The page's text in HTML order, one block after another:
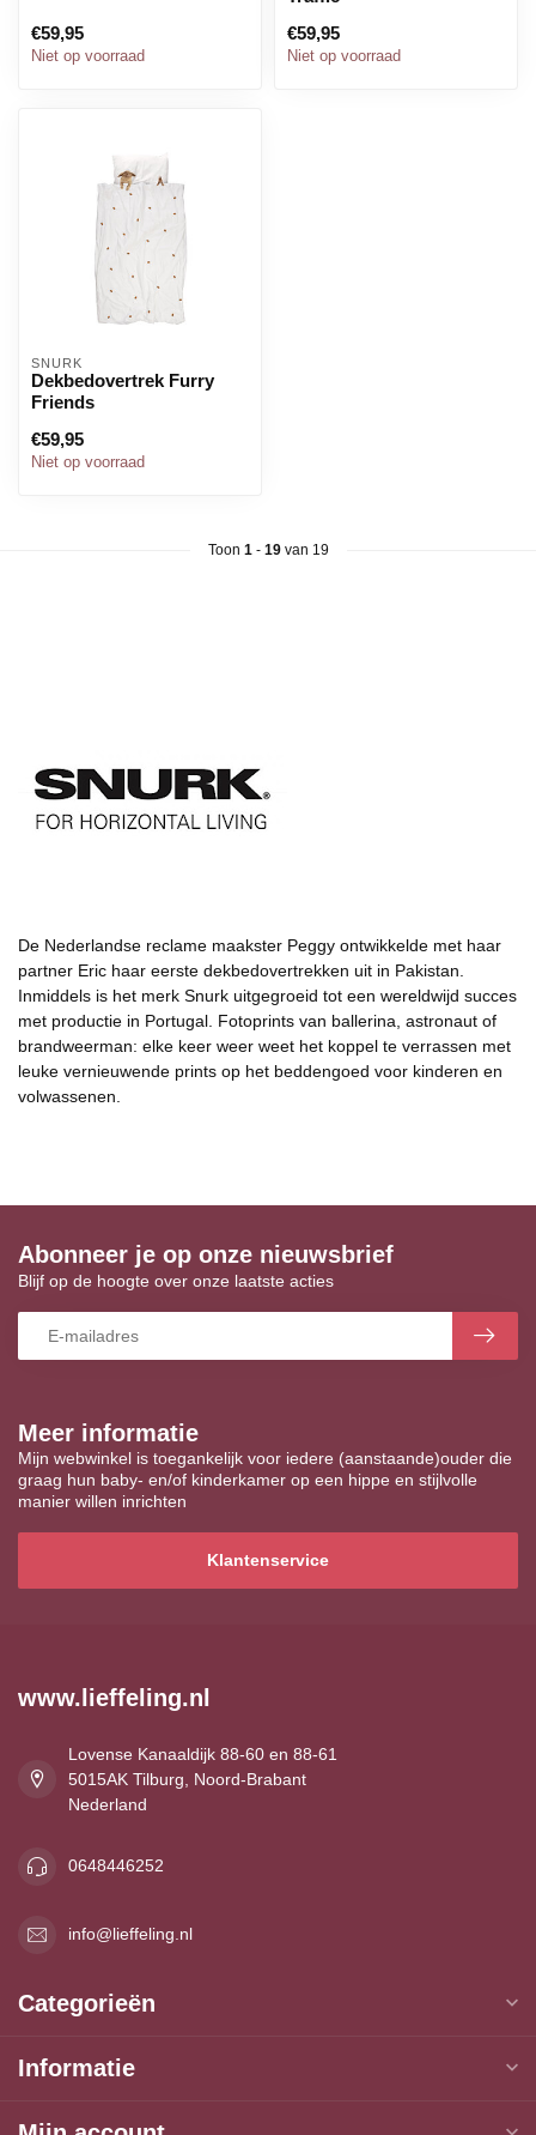
€59,95
Niet op voorraad
€59,95
Niet op voorraad
SNURK
Dekbedovertrek Furry
Friends
€59,95
Niet op voorraad
Toon 1- 19van 19
De Nederlandse reclame maakster Peggy ontwikkelde met haar
partner Eric haar eerste dekbedovertrekken uit in Pakistan.
Inmiddels is het merk Snurk uitgegroeid tot een wereldwijd succes
met productie in Portugal. Fotoprints van ballerina, astronaut of
brandweerman: elke keer weer weet het koppel te verrassen met
leuke vernieuwende prints op het beddengoed voor kinderen en
volwassenen.
Meer informatie
Mijn webwinkel is toegankelijk voor iedere (aanstaande)ouder die
graag hun baby- en/of kinderkamer op een hippe en stijlvolle
manier willen inrichten
Klantenservice
Abonneer je op onze nieuwsbrief
Blijf op de hoogte over onze laatste acties
www.lieffeling.nl
Lovense Kanaaldijk 88-60 en 88-61
5015AK Tilburg, Noord-Brabant
Nederland
0648446252
info@lieffeling.nl
Categorieën
Informatie